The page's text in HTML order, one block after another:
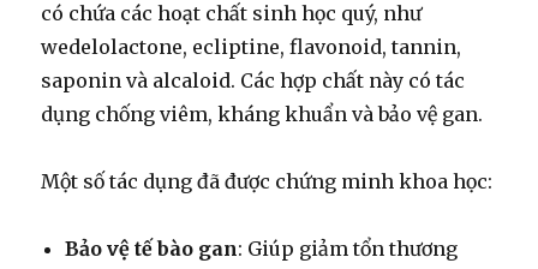
có chứa các hoạt chất sinh học quý, như
wedelolactone, ecliptine, flavonoid, tannin,
saponin và alcaloid. Các hợp chất này có tác
dụng chống viêm, kháng khuẩn và bảo vệ gan.
Một số tác dụng đã được chứng minh khoa học:
Bảo vệ tế bào gan: Giúp giảm tổn thương